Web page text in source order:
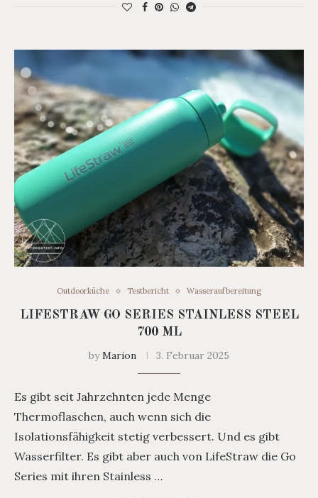
Outdoorküche Testbericht Wasseraufbereitung
LIFESTRAW GO SERIES STAINLESS STEEL
700 ML
byMarion 3. Februar 2025
Es gibt seit Jahrzehnten jede Menge
Thermoflaschen, auch wenn sich die
Isolationsfähigkeit stetig verbessert. Und es gibt
Wasserfilter. Es gibt aber auch von LifeStraw die Go
Series mit ihren Stainless …